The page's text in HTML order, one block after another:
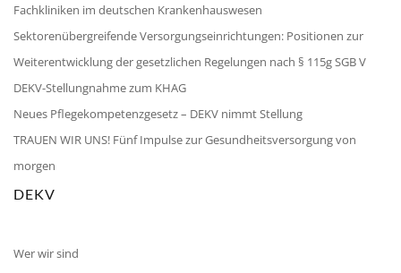
Fachkliniken im deutschen Krankenhauswesen
Sektorenübergreifende Versorgungseinrichtungen: Positionen zur
Weiterentwicklung der gesetzlichen Regelungen nach § 115g SGB V
DEKV-Stellungnahme zum KHAG
Neues Pflegekompetenzgesetz – DEKV nimmt Stellung
TRAUEN WIR UNS! Fünf Impulse zur Gesundheitsversorgung von
morgen
DEKV
Wer wir sind